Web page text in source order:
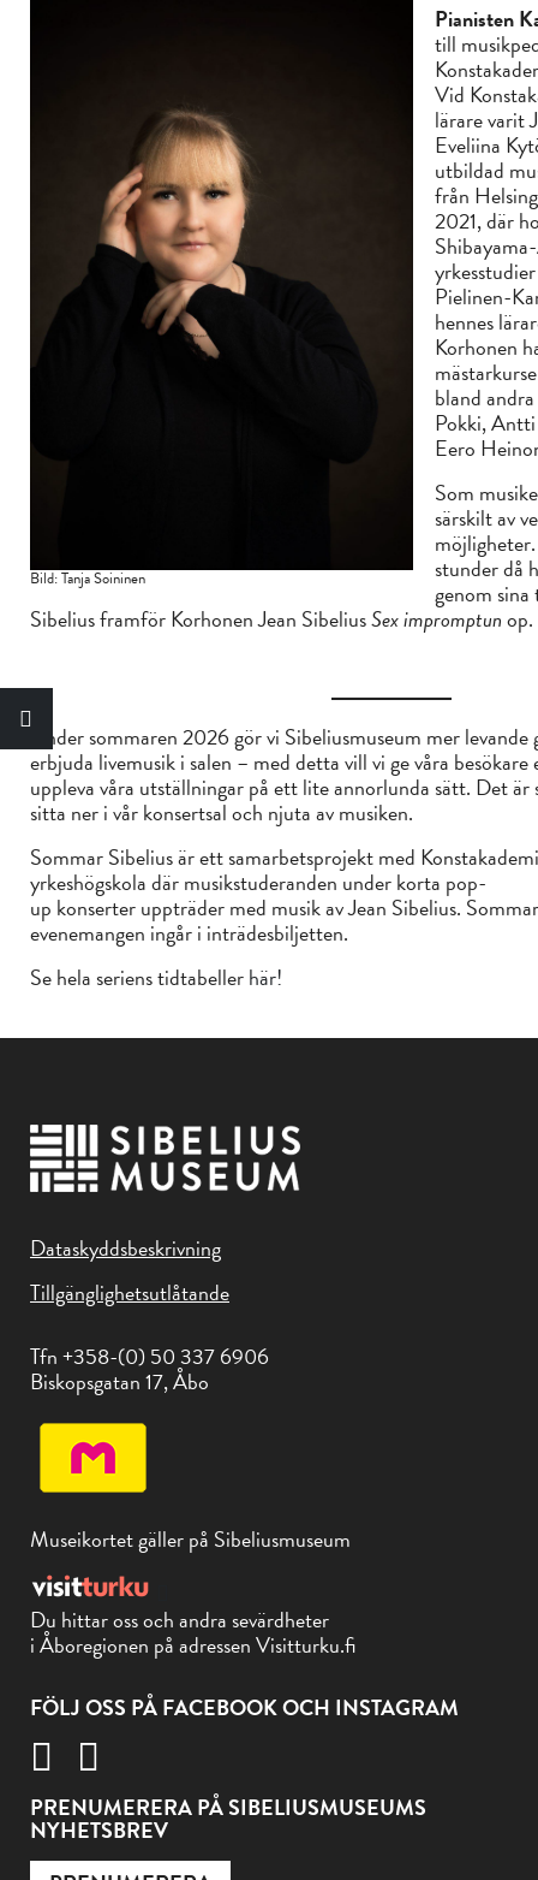
Bild: Tanja Soininen
Pianisten
till
Vid
lärare varit
Eveliina
utbildad
från
2021, där
Pielinen-
hennes
Korhonen
bland
Pokki,
Eero
Som
särskilt av
stunder då
genom
Sibelius framför Korhonen Jean SibeliusSex impromptun
Under sommaren 2026 gör vi Sibeliusmuseum mer
erbjuda livemusik i salen – med detta vill vi ge våra
uppleva våra utställningar på ett lite annorlunda sätt. Det
sitta ner i vår konsertsal och njuta av musiken.
Sommar Sibelius är ett samarbetsprojekt med
yrkeshögskola där musikstuderanden under korta pop-
up konserter uppträder med musik av Jean Sibelius.
evenemangen ingår i inträdesbiljetten.
Se hela seriens tidtabellerhär!
Dataskyddsbeskrivning
Tillgänglighetsutlåtande
Tfn +358-(0) 50 337 6906
Biskopsgatan 17, Åbo
Museikortet gäller på Sibeliusmuseum
Du hittar oss och andra sevärdheter
i Åboregionen på adressen Visitturku.fi
FÖLJ OSS PÅ FACEBOOK OCH INSTAGRAM
PRENUMERERA PÅ SIBELIUSMUSEUMS
NYHETSBREV